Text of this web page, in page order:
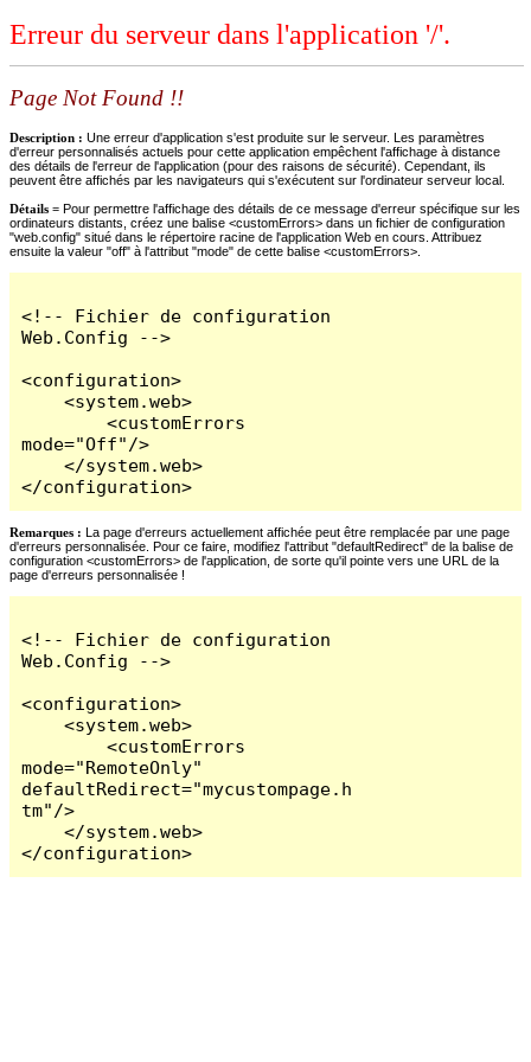
Erreur du serveur dans l'application '/'.
Page Not Found !!
Description : Une erreur d'application s'est produite sur le serveur. Les paramètres
d'erreur personnalisés actuels pour cette application empêchent l'affichage à distance
des détails de l'erreur de l'application (pour des raisons de sécurité). Cependant, ils
peuvent être affichés par les navigateurs qui s'exécutent sur l'ordinateur serveur local.
Détails = Pour permettre l'affichage des détails de ce message d'erreur spécifique sur les
ordinateurs distants, créez une balise <customErrors> dans un fichier de configuration
"web.config" situé dans le répertoire racine de l'application Web en cours. Attribuez
ensuite la valeur "off" à l'attribut "mode" de cette balise <customErrors>.
<!-- Fichier de configuration
Web.Config -->
<configuration>
    <system.web>
        <customErrors
mode="Off"/>
    </system.web>
</configuration>
Remarques : La page d'erreurs actuellement affichée peut être remplacée par une page
d'erreurs personnalisée. Pour ce faire, modifiez l'attribut "defaultRedirect" de la balise de
configuration <customErrors> de l'application, de sorte qu'il pointe vers une URL de la
page d'erreurs personnalisée !
<!-- Fichier de configuration
Web.Config -->
<configuration>
    <system.web>
        <customErrors
mode="RemoteOnly"
defaultRedirect="mycustompage.h
tm"/>
    </system.web>
</configuration>